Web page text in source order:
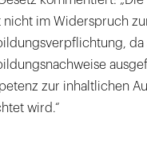
nicht im Widerspruch
zur inhaltlichen
wird.“